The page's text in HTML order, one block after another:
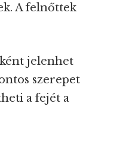
A felnőttek
jelenhet
szerepet
a fejét a